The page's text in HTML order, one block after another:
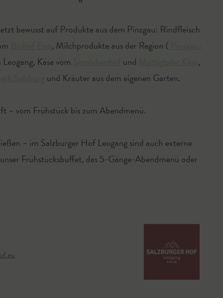
bewusst auf Produkte aus dem Pinzgau: Rindfleisch
, Milchprodukte aus der Region (
Käse vom und
,
und Kräuter aus dem eigenen Garten.
– vom Frühstück bis zum Abendmenü.
– im Salzburger Hof Leogang sind auch externe
Frühstücksbuffet, das 5-Gänge-Abendmenü oder